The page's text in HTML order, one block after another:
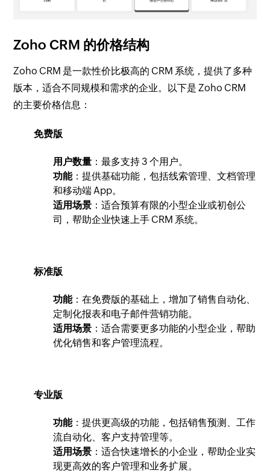
Zoho CRM 的价格结构
Zoho CRM 是一款性价比极高的 CRM 系统，提供了多种
版本，适合不同规模和需求的企业。以下是 Zoho CRM
的主要价格信息：
免费版
用户数量 ：最多支持 3 个用户。
功能：提供基础功能，包括线索管理、文档管理
和移动端 App。
适用场景 ：适合预算有限的小型企业或初创公
司，帮助企业快速上手 CRM 系统。
标准版
功能：在免费版的基础上，增加了销售自动化、
定制化报表和电子邮件营销功能。
适用场景 ：适合需要更多功能的小型企业，帮助
优化销售和客户管理流程。
专业版
功能：提供更高级的功能，包括销售预测、工作
流自动化、客户支持管理等。
适用场景 ：适合快速增长的小企业，帮助企业实
现更高效的客户管理和业务扩展。